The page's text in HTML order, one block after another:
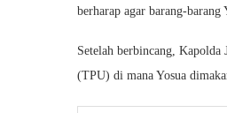
berharap agar barang-barang
Setelah berbincang, Kapolda
(TPU) di mana Yosua